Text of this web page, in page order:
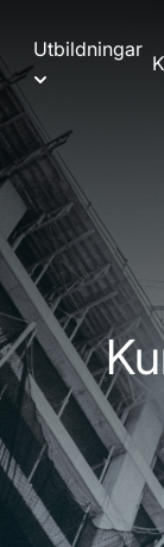
Utbildningar